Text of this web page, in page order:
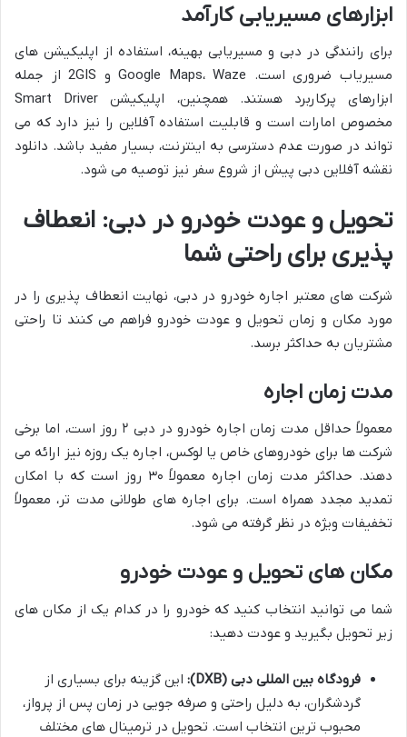
ابزارهای مسیریابی کارآمد
برای رانندگی در دبی و مسیریابی بهینه، استفاده از اپلیکیشن های
مسیریاب ضروری است. Google Maps، Waze و 2GIS از جمله
ابزارهای پرکاربرد هستند. همچنین، اپلیکیشن Smart Driver
مخصوص امارات است و قابلیت استفاده آفلاین را نیز دارد که می
تواند در صورت عدم دسترسی به اینترنت، بسیار مفید باشد. دانلود
نقشه آفلاین دبی پیش از شروع سفر نیز توصیه می شود.
تحویل و عودت خودرو در دبی: انعطاف
پذیری برای راحتی شما
شرکت های معتبر اجاره خودرو در دبی، نهایت انعطاف پذیری را در
مورد مکان و زمان تحویل و عودت خودرو فراهم می کنند تا راحتی
مشتریان به حداکثر برسد.
مدت زمان اجاره
معمولاً حداقل مدت زمان اجاره خودرو در دبی ۲ روز است، اما برخی
شرکت ها برای خودروهای خاص یا لوکس، اجاره یک روزه نیز ارائه می
دهند. حداکثر مدت زمان اجاره معمولاً ۳۰ روز است که با امکان
تمدید مجدد همراه است. برای اجاره های طولانی مدت تر، معمولاً
تخفیفات ویژه در نظر گرفته می شود.
مکان های تحویل و عودت خودرو
شما می توانید انتخاب کنید که خودرو را در کدام یک از مکان های
زیر تحویل بگیرید و عودت دهید:
فرودگاه بین المللی دبی (DXB):
این گزینه برای بسیاری از
گردشگران، به دلیل راحتی و صرفه جویی در زمان پس از پرواز،
محبوب ترین انتخاب است. تحویل در ترمینال های مختلف